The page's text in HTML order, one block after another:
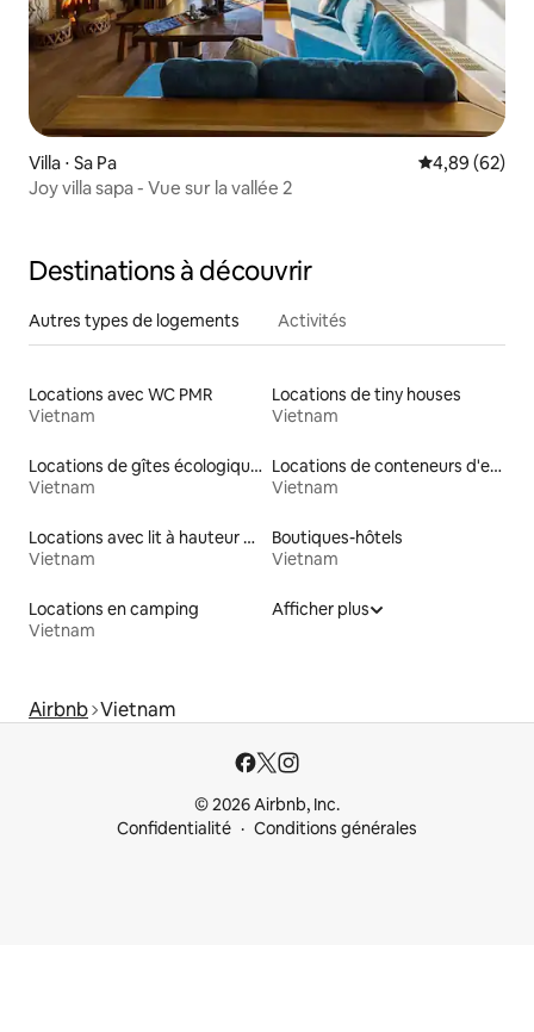
Villa ⋅ Sa Pa Évaluation
4,89 (62)
Joy villa sapa - Vue sur la vallée 2
Destinations à découvrir
Autres types de logements Activités
Locations avec WC PMR
Vietnam
Locations de tiny houses
Vietnam
Locations de gîtes écologiques
Vietnam
Locations de conteneurs d'expédition
Vietnam
Locations avec lit à hauteur adaptée
Vietnam
Boutiques-hôtels
Vietnam
Locations en camping
Vietnam
Afficher plus
Airbnb Vietnam
© 2026 Airbnb, Inc.
Confidentialité
Conditions générales